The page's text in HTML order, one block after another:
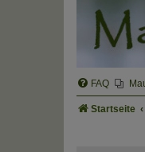
FAQ
Startseite